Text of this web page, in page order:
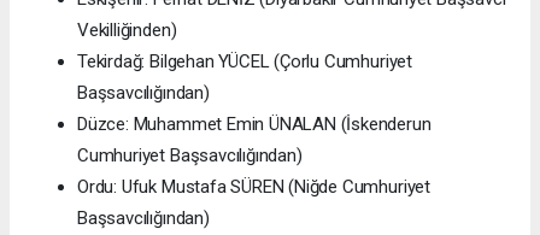
Vekilliğinden)
Tekirdağ: Bilgehan YÜCEL (Çorlu Cumhuriyet
Başsavcılığından)
Düzce: Muhammet Emin ÜNALAN (İskenderun
Cumhuriyet Başsavcılığından)
Ordu: Ufuk Mustafa SÜREN (Niğde Cumhuriyet
Başsavcılığından)